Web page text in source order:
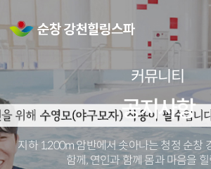
커뮤니티
공지사항
지하 1,200m 암반에서 솟아나는 청정 순창
함께, 연인과 함께 몸과 마음을